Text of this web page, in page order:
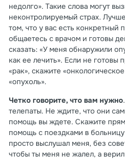
недолго». Такие слова могут
неконтролируемый страх.
том, что у вас есть конкретный
общаетесь с врачом и готовы
сказать: «У меня обнаружили
как ее лечить». Если не готовы
«рак», скажите
«опухоль».
Четко говорите, что вам нужно
телепаты. Не ждите, что они
помощь вы ждете. Скажите
помощь с поездками в
просто выслушал меня, без
чтобы ты меня не жалел, а